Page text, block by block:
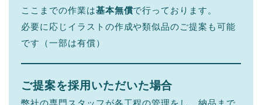
ここまでの作業は基本無償で行っております。
必要に応じイラストの作成や類似品のご提案も可能
です（一部は有償）
ご提案を採用いただいた場合